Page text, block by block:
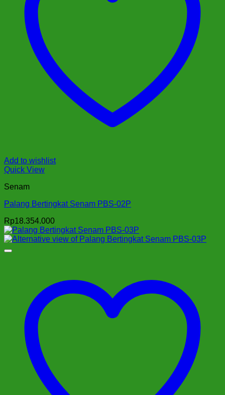
Add to wishlist
Quick View
Senam
Palang Bertingkat Senam PBS-02P
Rp18.354.000